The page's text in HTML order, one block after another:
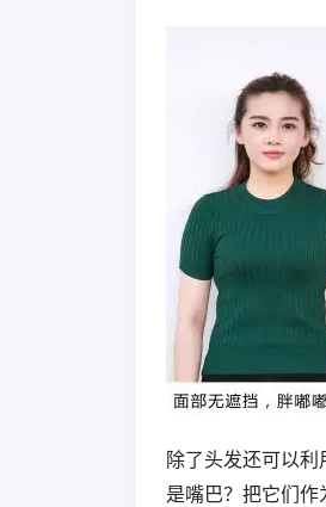
除了头发还可以
是嘴巴？把它们作